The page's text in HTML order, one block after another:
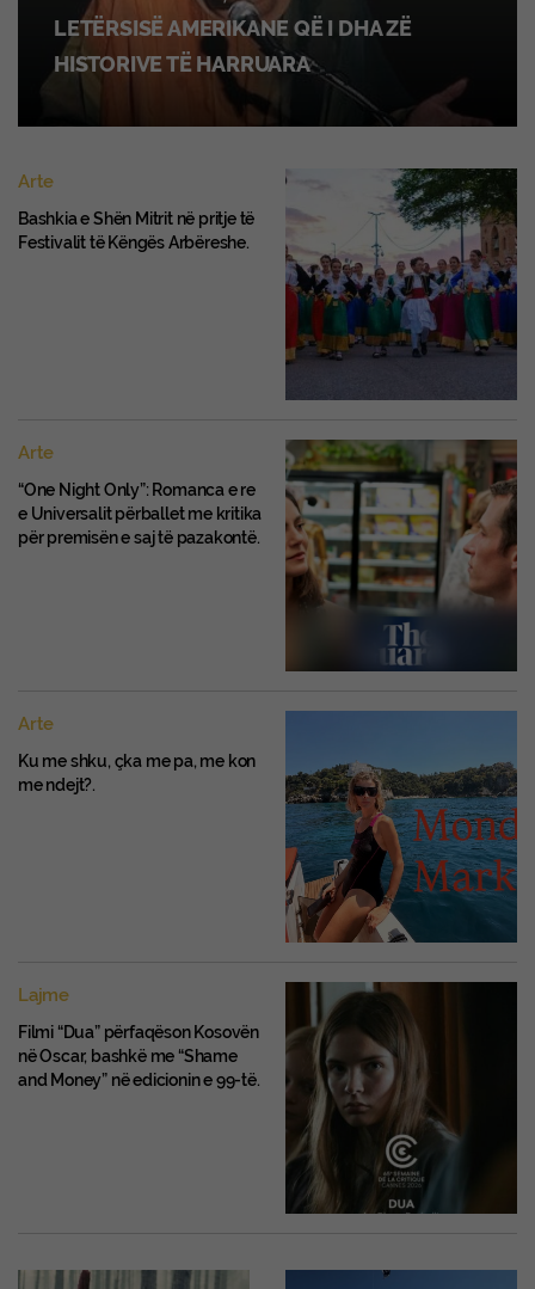
LETËRSISË AMERIKANE QË I DHA ZË
HISTORIVE TË HARRUARA
Arte
Bashkia e Shën Mitrit në pritje të
Festivalit të Këngës Arbëreshe.
Arte
“One Night Only”: Romanca e re
e Universalit përballet me kritika
për premisën e saj të pazakontë.
Arte
Ku me shku, çka me pa, me kon
me ndejt?.
Lajme
Filmi “Dua” përfaqëson Kosovën
në Oscar, bashkë me “Shame
and Money” në edicionin e 99-të.